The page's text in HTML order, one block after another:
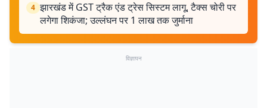
4 झारखंड में GST ट्रैक एंड ट्रेस सिस्टम लागू, टैक्स चोरी पर
लगेगा शिकंजा; उल्लंघन पर 1 लाख तक जुर्माना
विज्ञापन